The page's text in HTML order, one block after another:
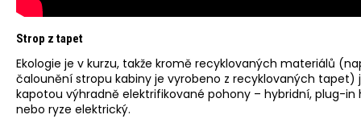
Strop z tapet
Ekologie je v kurzu, takže kromě recyklovaných materiálů
čalounění stropu kabiny je vyrobeno z recyklovaných tapet)
kapotou výhradně elektrifikované pohony – hybridní, plug-in
nebo ryze elektrický.